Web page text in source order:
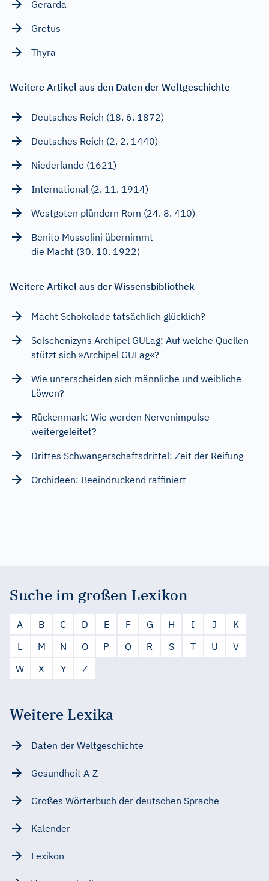
Gerarda
Gretus
Thyra
Weitere Artikel aus den Daten der Weltgeschichte
Deutsches Reich (18. 6. 1872)
Deutsches Reich (2. 2. 1440)
Niederlande (1621)
International (2. 11. 1914)
Westgoten plündern Rom (24. 8. 410)
Benito Mussolini übernimmt
die Macht (30. 10. 1922)
Weitere Artikel aus der Wissensbibliothek
Macht Schokolade tatsächlich glücklich?
Solschenizyns Archipel GULag: Auf welche Quellen
stützt sich »Archipel GULag«?
Wie unterscheiden sich männliche und weibliche
Löwen?
Rückenmark: Wie werden Nervenimpulse
weitergeleitet?
Drittes Schwangerschaftsdrittel: Zeit der Reifung
Orchideen: Beeindruckend raffiniert
Suche im großen Lexikon
A B C D E F G H I J
K
L
M N O P Q R S T U
V
W
X Y Z
Weitere Lexika
Daten der Weltgeschichte
Gesundheit A-Z
Großes Wörterbuch der deutschen Sprache
Kalender
Lexikon